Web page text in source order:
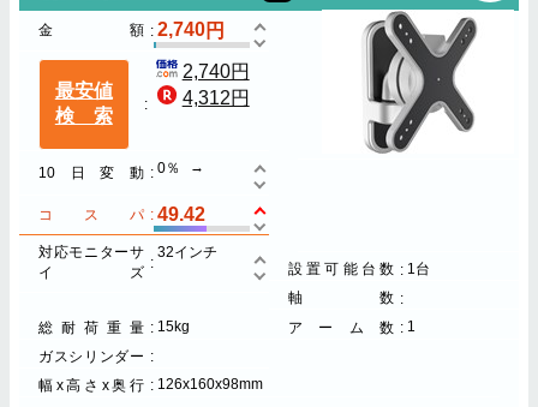
金額 2,740
最安値
検索
2,740円
4,312円
10日変動 0％
コスパ 49.42
対応モニターサ
イズ
32インチ
設置可能台数
1台
軸数
総耐荷重量
15kg アーム数
1
ガスシリンダー
幅x高さx奥行
126x160x98mm